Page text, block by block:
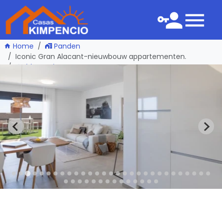
Home
Panden
Iconic Gran Alacant-nieuwbouw appartementen.
één pagina terug